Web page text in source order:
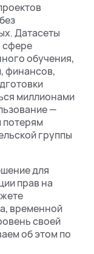
Датасеты
сфере
обучения,
финансов,
миллионами
—
потерям
группы
для
прав на
временной
своей
об этом по